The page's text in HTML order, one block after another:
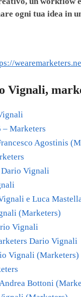
ogni tua idea in
– Marketers
Agostinis
Dario Vignali
e Luca
(Marketers)
Vignali
Dario Vignali
Vignali (Marketers)
Bottoni